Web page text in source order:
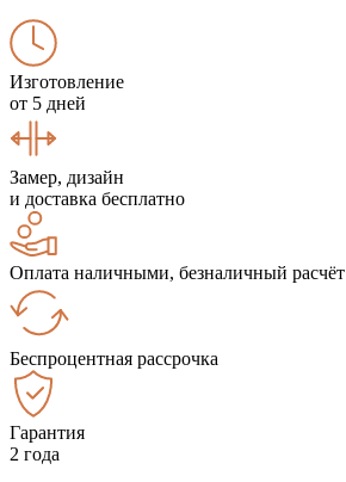
Изготовление
от 5 дней
Замер, дизайн
и доставка бесплатно
Оплата наличными, безналичный расчёт
Беспроцентная рассрочка
Гарантия
2 года